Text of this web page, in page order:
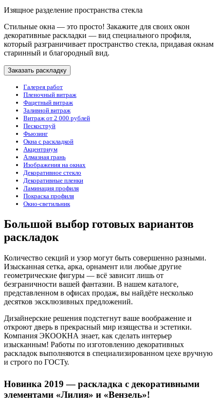
Изящное разделение пространства стекла
Стильные окна — это просто! Закажите для своих окон
декоративные раскладки — вид специального профиля,
который разграничивает пространство стекла, придавая окнам
старинный и благородный вид.
Заказать раскладку
Галерея работ
Пленочный витраж
Фацетный витраж
Заливной витраж
Витраж от 2 000 рублей
Пескоструй
Фьюзинг
Окна с раскладкой
Акцентриум
Алмазная грань
Изображения на окнах
Декоративное стекло
Декоративные пленки
Ламинация профиля
Покраска профиля
Окно-светильник
Большой выбор готовых вариантов
раскладок
Количество секций и узор могут быть совершенно разными.
Изысканная сетка, арка, орнамент или любые другие
геометрические фигуры — всё зависит лишь от
безграничности вашей фантазии. В нашем каталоге,
представленном в офисах продаж, вы найдёте несколько
десятков эксклюзивных предложений.
Дизайнерские решения подстегнут ваше воображение и
откроют дверь в прекрасный мир изящества и эстетики.
Компания ЭКООКНА знает, как сделать интерьер
изысканным! Работы по изготовлению декоративных
раскладок выполняются в специализированном цехе вручную
и строго по ГОСТу.
Новинка 2019 — раскладка с декоративными
элементами «Лилия» и «Вензель»!